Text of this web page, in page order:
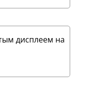
дисплеем на